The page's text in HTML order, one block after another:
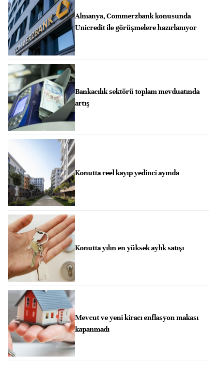
Almanya, Commerzbank konusunda
Unicredit ile görüşmelere hazırlanıyor
Bankacılık sektörü toplam mevduatında
artış
Konutta reel kayıp yedinci ayında
Konutta yılın en yüksek aylık satışı
Mevcut ve yeni kiracı enflasyon makası
kapanmadı